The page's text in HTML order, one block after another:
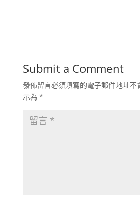
Submit a Comment
發佈留言必須填寫的電子郵件地址不
示為 *